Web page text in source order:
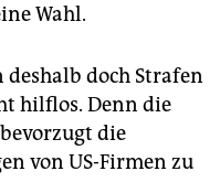
Wahl.
doch Strafen
hilflos. Denn die
die
von US-Firmen zu